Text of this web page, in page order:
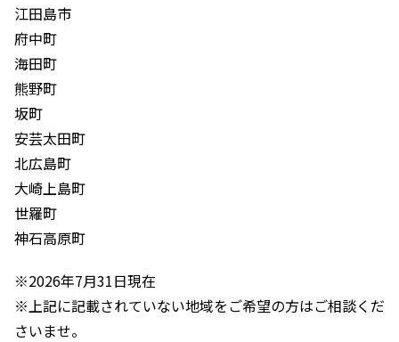
江田島市
府中町
海田町
熊野町
坂町
安芸太田町
北広島町
大崎上島町
世羅町
神石高原町
※2026年7月31日現在
※上記に記載されていない地域をご希望の方はご相談くだ
さいませ。